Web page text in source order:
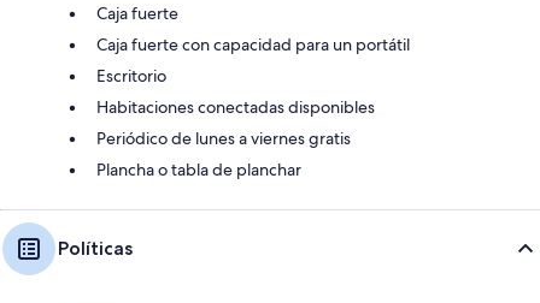
Caja fuerte
Caja fuerte con capacidad para un portátil
Escritorio
Habitaciones conectadas disponibles
Periódico de lunes a viernes gratis
Plancha o tabla de planchar
Políticas